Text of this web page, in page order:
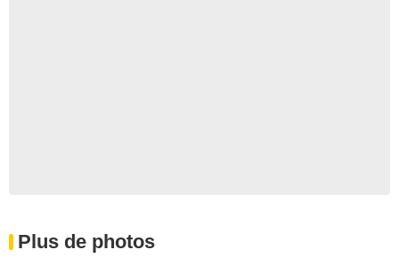
Plus de photos